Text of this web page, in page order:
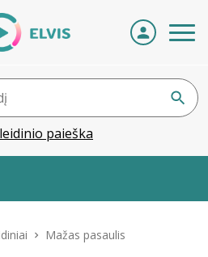
paieška
Mažas pasaulis